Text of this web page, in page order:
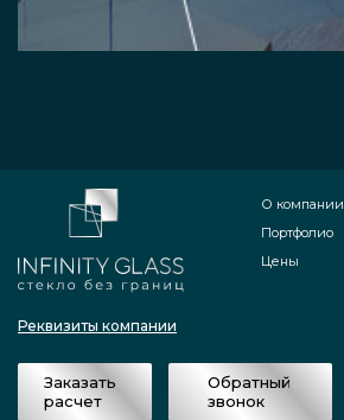
Реквизиты компании
О компании
Портфолио
Цены
Заказать
расчет
Обратный
звонок